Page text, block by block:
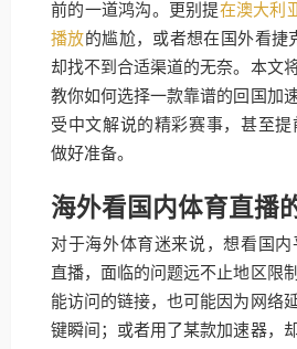
前的一道鸿沟。更别提在澳大利
播放的尴尬，或者想在国外看捷
却找不到合适渠道的无奈。本文
教你如何选择一款靠谱的回国加
受中文解说的精彩赛事，甚至
做好准备。
海外看国内体育直播
对于海外体育迷来说，想看国
直播，面临的问题远不止地区限
能访问的链接，也可能因为网络
键瞬间；或者用了某款加速器，